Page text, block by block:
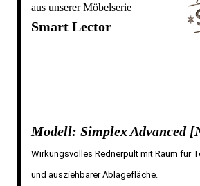
aus unserer Möbelserie
Smart Lector
Modell: Simplex Advanced
Wirkungsvolles Rednerpult mit Raum für
und ausziehbarer Ablagefläche.